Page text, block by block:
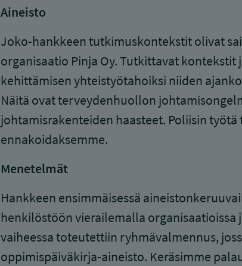
Aineisto
Joko-hankkeen tutkimuskontekstit olivat
organisaatio Pinja Oy. Tutkittavat
kehittämisen yhteistyötahoiksi niiden
Näitä ovat terveydenhuollon
johtamisrakenteiden haasteet. Poliisin
ennakoidaksemme.
Menetelmät
Hankkeen ensimmäisessä
henkilöstöön vierailemalla organisaatioissa
vaiheessa toteutettiin ryhmävalmennus,
oppimispäiväkirja-aineisto. Keräsimme